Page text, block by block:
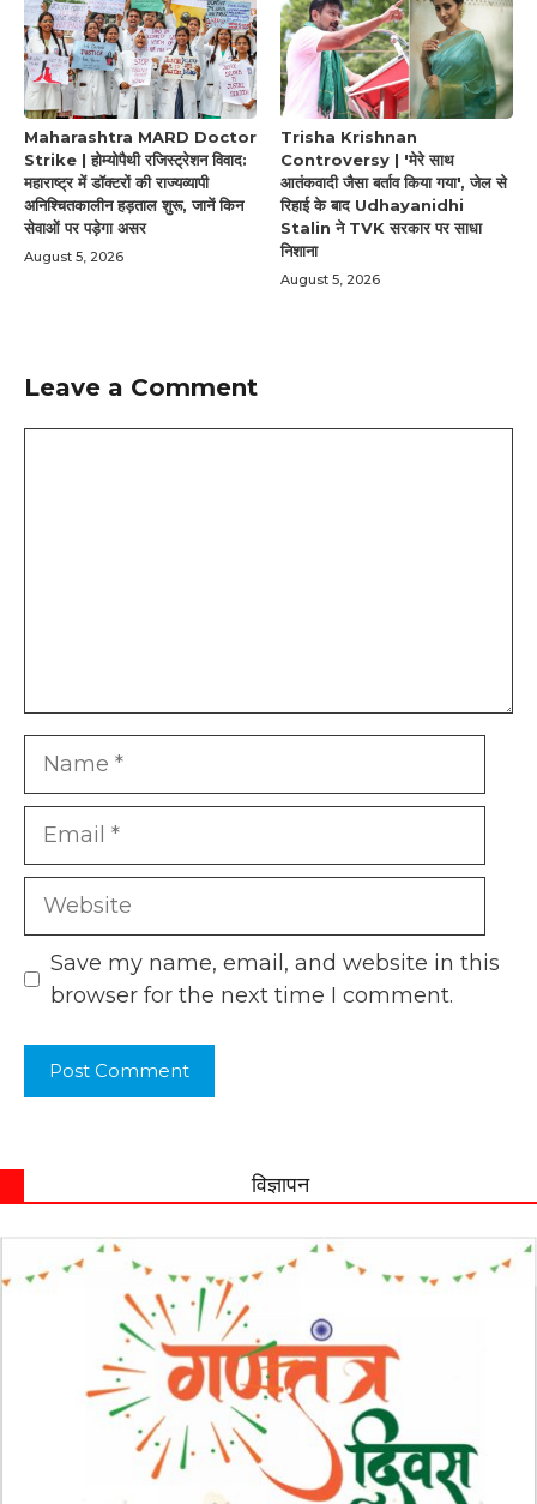
Maharashtra MARD Doctor
Strike | होम्योपैथी रजिस्ट्रेशन विवाद:
महाराष्ट्र में डॉक्टरों की राज्यव्यापी
अनिश्चितकालीन हड़ताल शुरू, जानें किन
सेवाओं पर पड़ेगा असर
August 5, 2026
Trisha Krishnan
Controversy | 'मेरे साथ
आतंकवादी जैसा बर्ताव किया गया', जेल से
रिहाई के बाद Udhayanidhi
Stalin ने TVK सरकार पर साधा
निशाना
August 5, 2026
Leave a Comment
Name
Email
Website
Save my name, email, and website in this
browser for the next time I comment.
विज्ञापन